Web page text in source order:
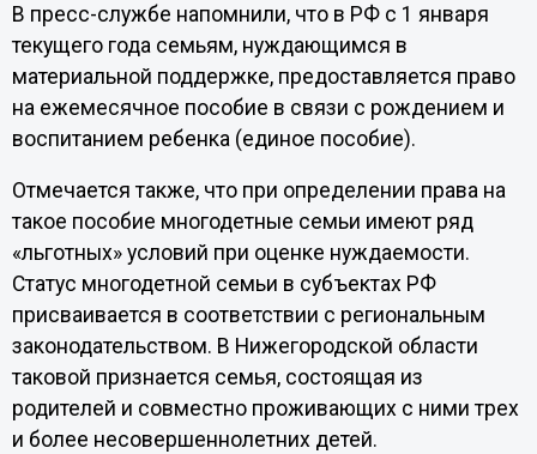
В пресс-службе напомнили, что в РФ с 1 января
текущего года семьям, нуждающимся в
материальной поддержке, предоставляется право
на ежемесячное пособие в связи с рождением и
воспитанием ребенка (единое пособие).
Отмечается также, что при определении права на
такое пособие многодетные семьи имеют ряд
«льготных» условий при оценке нуждаемости.
Статус многодетной семьи в субъектах РФ
присваивается в соответствии с региональным
законодательством. В Нижегородской области
таковой признается семья, состоящая из
родителей и совместно проживающих с ними трех
и более несовершеннолетних детей.